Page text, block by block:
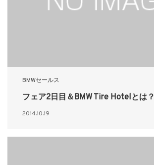
BMWセールス
フェア2日目＆BMW Tire Hotelとは？
2014.10.19